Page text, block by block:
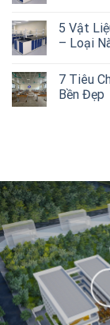
5 Vật
– Loại
7 Tiêu
Bền Đẹp